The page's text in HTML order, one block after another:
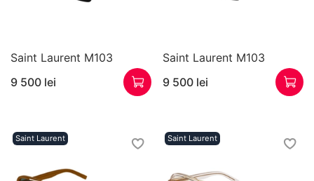
Saint Laurent M103
9 500 lei
Saint Laurent M103
9 500 lei
Saint Laurent Saint Laurent